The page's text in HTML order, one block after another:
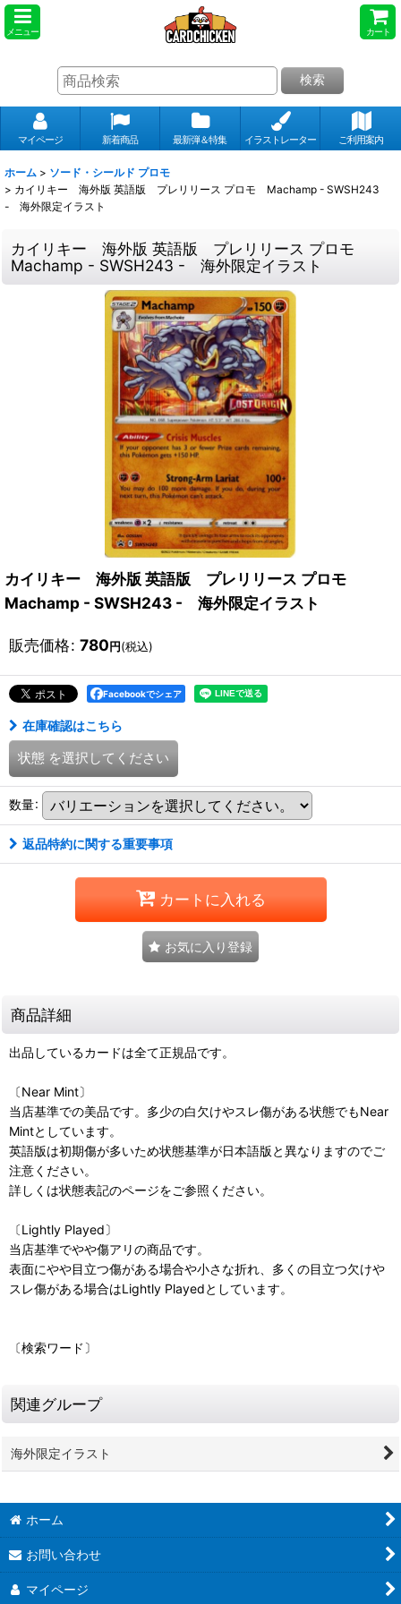
メニュー カート
検索
マイページ 新着商品 最新弾＆特集 イラストレーター ご利用案内
ホーム > ソード・シールド プロモ
> カイリキー 海外版 英語版 プレリリース プロモ Machamp - SWSH243
- 海外限定イラスト
カイリキー 海外版 英語版 プレリリース プロモ
Machamp - SWSH243 - 海外限定イラスト
カイリキー 海外版 英語版 プレリリース プロモ
Machamp - SWSH243 - 海外限定イラスト
販売価格: 780円(税込)
Facebookでシェア
在庫確認はこちら
状態 を選択してください
数量:
返品特約に関する重要事項
カートに入れる
お気に入り登録
商品詳細
出品しているカードは全て正規品です。
〔Near Mint〕
当店基準での美品です。多少の白欠けやスレ傷がある状態でもNear
Mintとしています。
英語版は初期傷が多いため状態基準が日本語版と異なりますのでご
注意ください。
詳しくは状態表記のページをご参照ください。
〔Lightly Played〕
当店基準でやや傷アリの商品です。
表面にやや目立つ傷がある場合や小さな折れ、多くの目立つ欠けや
スレ傷がある場合はLightly Playedとしています。
〔検索ワード〕
関連グループ
海外限定イラスト
ホーム
お問い合わせ
マイページ